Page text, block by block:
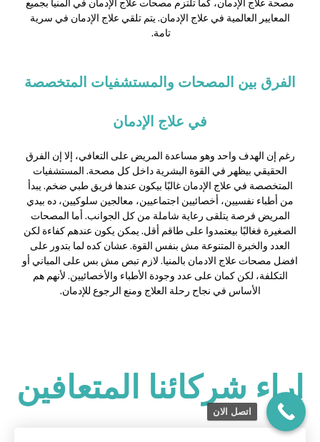
مصحة علاج الإدمان، كما تلتزم مصحات علاج الإدمان في المنيا بجميع
المعايير العالمية في علاج الإدمان. يتم تلقي علاج الإدمان في سرية
تامة.
الفرق بين المصحات والمستشفيات المتخصصة
في علاج الإدمان
رغم إن الهدف واحد وهو مساعدة المريض على التعافي، إلا إن الفرق
الحقيقي بيظهر في القوة البشرية داخل كل مصحة. المستشفيات
المتخصصة في علاج الإدمان غالبًا بيكون عندها فريق طبي ضخم. يبدأ
من أطباء نفسيين، أخصائيين اجتماعيين، معالجين سلوكيين، ده بيدي
المريض فرصة يتلقى رعاية شاملة من كل الجوانب. أما المصحات
الصغيرة فغالبًا بيعتمدوا على طاقم أقل. يمكن يكون عندهم كفاءة لكن
العدد والخبرة المتنوعة مش بنفس القوة. عشان كده لما بتدور على
افضل مصحات علاج الادمان بالمنيا. لازم تبص مش بس على المباني أو
التكلفة، لكن كمان على عدد وجودة الأطباء والأخصائيين. لأنهم هم
الأساس في نجاح رحلة العلاج ومنع الرجوع للإدمان.
اراء شركائنا المتعافين
اتصل الان